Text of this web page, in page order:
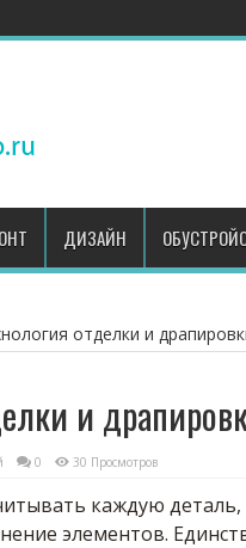
ДИЗАЙН
отделки и
и
0 30 Просмотров
каждую
элементов.